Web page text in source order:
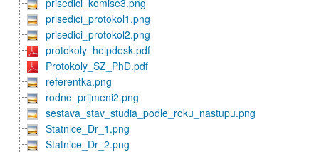
prisedici_komise3.png
prisedici_protokol1.png
prisedici_protokol2.png
protokoly_helpdesk.pdf
Protokoly_SZ_PhD.pdf
referentka.png
rodne_prijmeni2.png
sestava_stav_studia_podle_roku_nastupu.png
Statnice_Dr_1.png
Statnice_Dr_2.png